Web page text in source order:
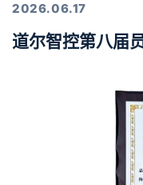
2026.06.17
道尔智控第八届